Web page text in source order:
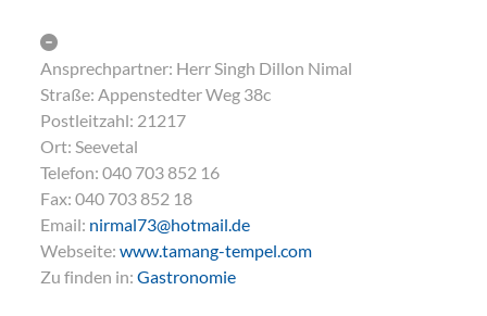
Ansprechpartner: Herr Singh Dillon Nimal
Straße: Appenstedter Weg 38c
Postleitzahl: 21217
Ort: Seevetal
Telefon: 040 703 852 16
Fax: 040 703 852 18
Email: nirmal73@hotmail.de
Webseite: www.tamang-tempel.com
Zu finden in: Gastronomie